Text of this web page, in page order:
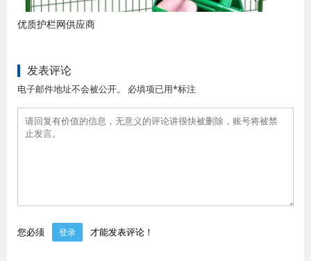
优质护栏网供应商
发表评论
电子邮件地址不会被公开。 必填项已用*标注
您必须 登录 才能发表评论！